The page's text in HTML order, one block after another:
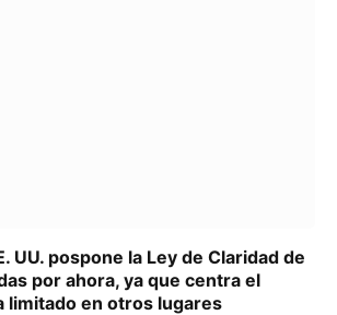
UU. pospone la Ley de Claridad de
por ahora, ya que centra el
limitado en otros lugares